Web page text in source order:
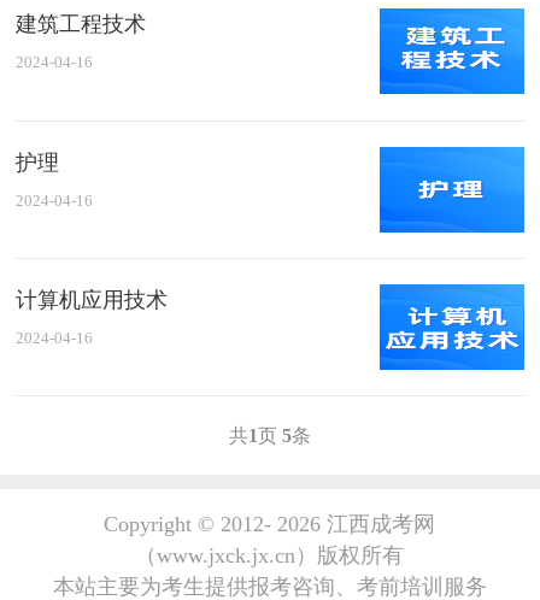
建筑工程技术
2024-04-16
护理
2024-04-16
计算机应用技术
2024-04-16
共1页 5条
Copyright © 2012- 2026 江西成考网
（www.jxck.jx.cn）版权所有
本站主要为考生提供报考咨询、考前培训服务